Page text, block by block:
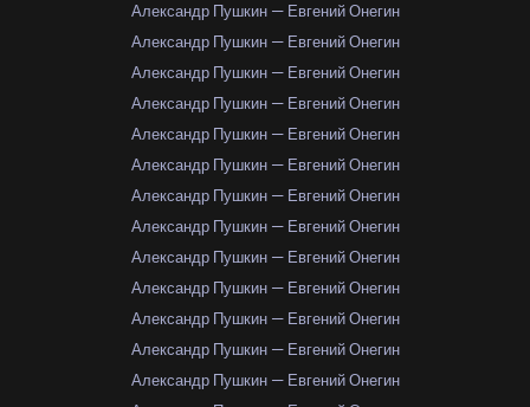
Александр Пушкин — Евгений Онегин
Александр Пушкин — Евгений Онегин
Александр Пушкин — Евгений Онегин
Александр Пушкин — Евгений Онегин
Александр Пушкин — Евгений Онегин
Александр Пушкин — Евгений Онегин
Александр Пушкин — Евгений Онегин
Александр Пушкин — Евгений Онегин
Александр Пушкин — Евгений Онегин
Александр Пушкин — Евгений Онегин
Александр Пушкин — Евгений Онегин
Александр Пушкин — Евгений Онегин
Александр Пушкин — Евгений Онегин